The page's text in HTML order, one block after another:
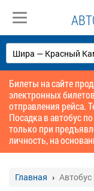
Билеты на сайте
электронных
отправления рейса.
Посадка в автобус
только при
личность, на
Главная